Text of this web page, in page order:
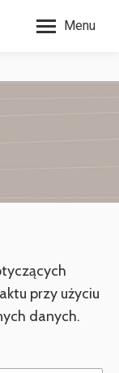
Menu
przy użyciu
danych.